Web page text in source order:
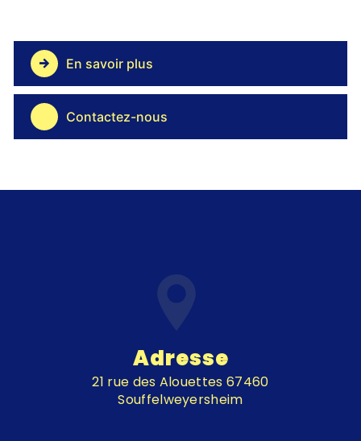
En savoir plus
Contactez-nous
Adresse
21 rue des Alouettes 67460
Souffelweyersheim